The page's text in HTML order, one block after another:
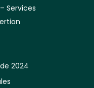
Services
2024